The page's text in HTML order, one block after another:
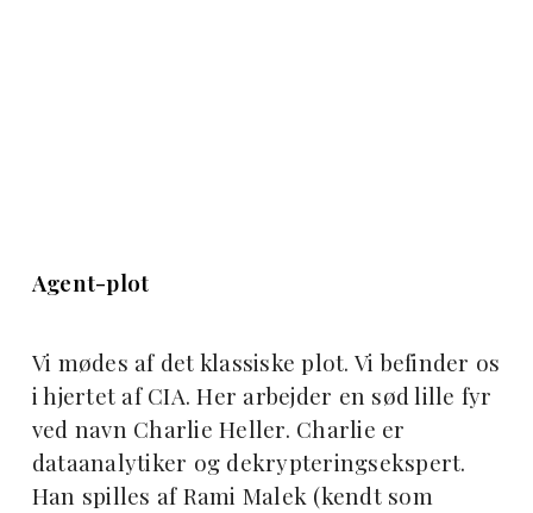
Agent-plot
Vi mødes af det klassiske plot. Vi befinder os
i hjertet af CIA. Her arbejder en sød lille fyr
ved navn Charlie Heller. Charlie er
dataanalytiker og dekrypteringsekspert.
Han spilles af Rami Malek (kendt som